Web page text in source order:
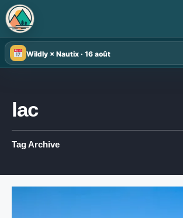
Wildly × Nautix · 16 août
lac
Tag Archive
Search
for: